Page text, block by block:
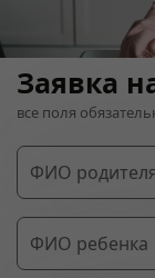
Заявка
все поля
ФИО
ФИО ребенка